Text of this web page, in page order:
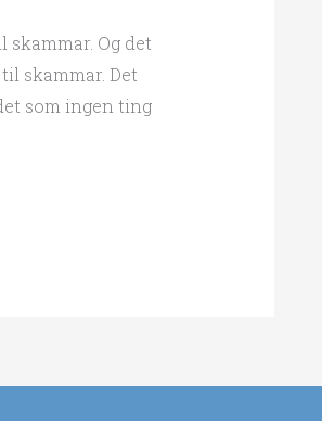
skammar. Og det
skammar. Det
som ingen ting